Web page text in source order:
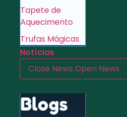
Tapete de
Aquecimento
Trufas Mágicas
Notícias
Close News Open News
Blogs